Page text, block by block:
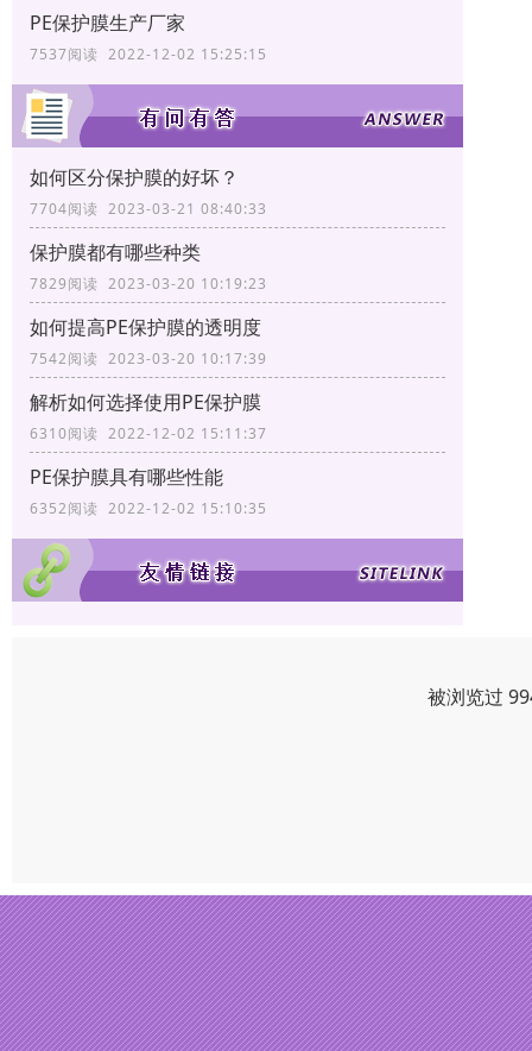
PE保护膜生产厂家
7537阅读 2022-12-02 15:25:15
如何区分保护膜的好坏？
7704阅读 2023-03-21 08:40:33
保护膜都有哪些种类
7829阅读 2023-03-20 10:19:23
如何提高PE保护膜的透明度
7542阅读 2023-03-20 10:17:39
解析如何选择使用PE保护膜
6310阅读 2022-12-02 15:11:37
PE保护膜具有哪些性能
6352阅读 2022-12-02 15:10:35
被浏览过